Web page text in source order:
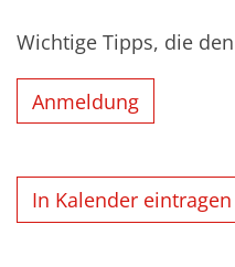
Wichtige Tipps, die
Anmeldung
In Kalender eintragen